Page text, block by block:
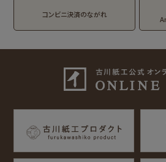
for Gift Tulipの商品を見る for
mizutama
トビマツショウイ
サンリオキャラクタ
アルプスの少女ハ
コンビニ決済のながれ